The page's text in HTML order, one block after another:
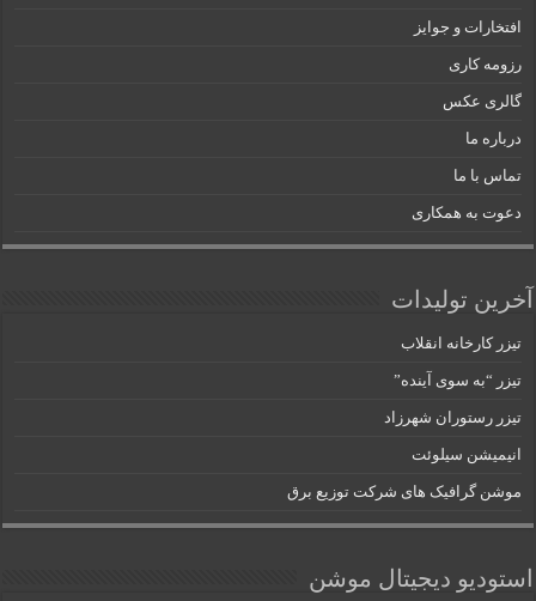
افتخارات و جوایز
رزومه کاری
گالری عکس
درباره ما
تماس با ما
دعوت به همکاری
آخرین تولیدات
تیزر کارخانه انقلاب
تیزر “به سوی آینده”
تیزر رستوران شهرزاد
انیمیشن سیلوئت
موشن گرافیک های شرکت توزیع برق
استودیو دیجیتال موشن